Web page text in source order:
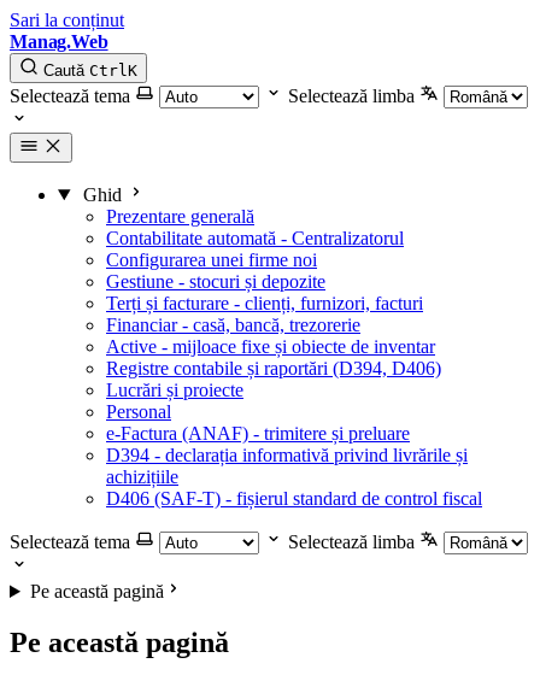
Sari la conținut
Manag.Web
Caută CtrlK
Selectează tema Selectează limba
Ghid
Prezentare generală
Contabilitate automată - Centralizatorul
Configurarea unei firme noi
Gestiune - stocuri și depozite
Terți și facturare - clienți, furnizori, facturi
Financiar - casă, bancă, trezorerie
Active - mijloace fixe și obiecte de inventar
Registre contabile și raportări (D394, D406)
Lucrări și proiecte
Personal
e-Factura (ANAF) - trimitere și preluare
D394 - declarația informativă privind livrările și
achizițiile
D406 (SAF-T) - fișierul standard de control fiscal
Selectează tema Selectează limba
Pe această pagină
Pe această pagină